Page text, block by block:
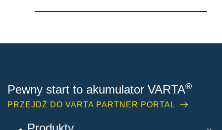
Pewny start to akumulator VARTA®
PRZEJDŹ DO VARTA PARTNER PORTAL